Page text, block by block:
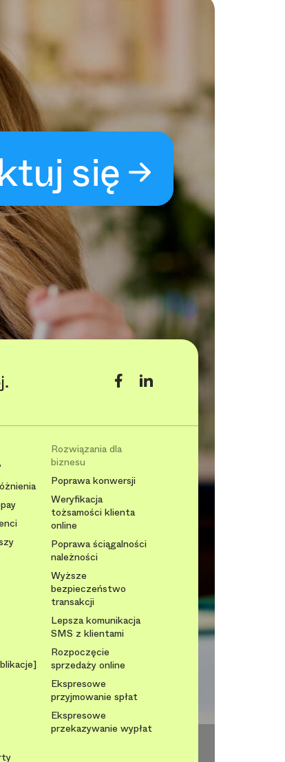
się
Rozwiązania dla
biznesu
Poprawa konwersji
Weryfikacja
tożsamości klienta
online
Poprawa ściągalności
należności
Wyższe
bezpieczeństwo
transakcji
Lepsza komunikacja
SMS z klientami
Rozpoczęcie
sprzedaży online
Ekspresowe
przyjmowanie spłat
Ekspresowe
przekazywanie wypłat